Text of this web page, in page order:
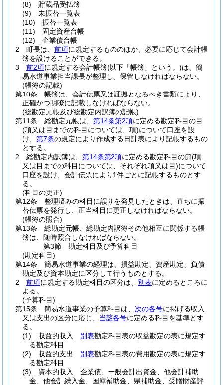
(8)
貯蔵品受払簿
(9)
未振替一覧表
(10)
振替一覧表
(11)
固定資産台帳
(12)
企業債台帳
2
町長は、 前項に規定するもののほか、必要に応じて会計帳
簿を設けることができる。
3
前2項に規定する会計帳簿(以下「帳簿」という。)は、簡
易水道事業担当課長が整理し、保管しなければならない。
(帳簿の記載)
第10条
帳簿は、会計伝票又は証拠となるべき書類により、
正確かつ明瞭に記載しなければならない。
(総勘定元帳及び総勘定内訳簿の記帳)
第11条
総勘定元帳は、 第14条第2項に定める勘定科目の目
(項又は目までの科目については、項)について口座を設
け、 第7条の規定により作成する日計表により記帳するもの
とする。
2
総勘定内訳簿は、 第14条第2項に定める勘定科目の節(項
又は目までの科目については、それぞれ項又は目)について
口座を設け、会計伝票により1件ごとに記帳するものとす
る。
(科目の更正)
第12条
整理済みの科目に誤りを発見したときは、直ちに振
替伝票を発行し、正当科目に更正しなければならない。
(帳簿の照合)
第13条
総勘定元帳、総勘定内訳簿その他相互に関係する帳
簿は、随時照合しなければならない。
第3節
勘定科目及び予算科目
(勘定科目)
第14条
簡易水道事業の経理は、損益勘定、資産勘定、負債
勘定及び資本勘定に区分して行うものとする。
2
前項に規定する勘定科目の区分は、 別表に定めるところに
よる。
(予算科目)
第15条
簡易水道事業の予算科目は、 次の各号に掲げる収入
又は支出の区分に応じ、 当該各号に定める科目を基準とす
る。
(1)
収益的収入 別表勘定科目表の収益勘定の表に規定す
る勘定科目
(2)
収益的支出 別表勘定科目表の費用勘定の表に規定す
る勘定科目
(3)
資本的収入 企業債、一般会計出資金、他会計補助
金、他会計繰入金、国庫補助金、県補助金、受贈財産評